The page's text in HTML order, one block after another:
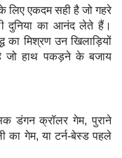
लिए एकदम सही है जो गहरे
दुनिया का आनंद लेते हैं।
का मिश्रण उन खिलाड़ियों
जो हाथ पकड़ने के बजाय
डंगन क्रॉलर गेम, पुराने
का गेम, या टर्न-बेस्ड पहले